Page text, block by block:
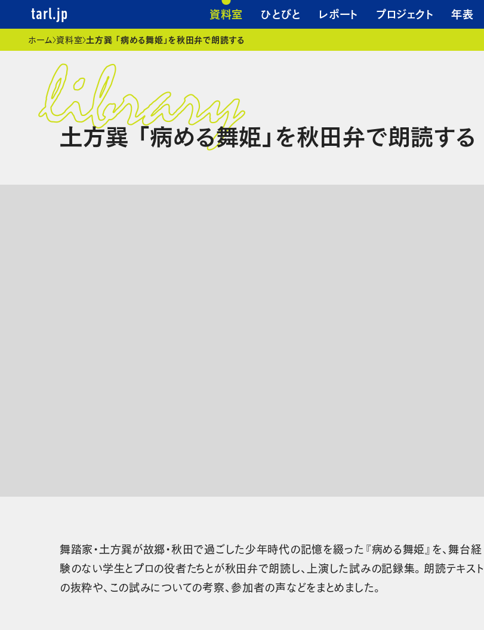
tarl.jp 資料室 ひとびと レポート プロジェクト 年表
現在位置ホーム 資料室 土方巽 「病める舞姫」を秋田弁で朗読する
土方巽 「病める舞姫」を秋田弁で朗読する
舞踏家・土方巽が故郷・秋田で過ごした少年時代の記憶を綴った『病める舞姫』を、舞台経
験のない学生とプロの役者たちとが秋田弁で朗読し、上演した試みの記録集。朗読テキスト
の抜粋や、この試みについての考察、参加者の声などをまとめました。